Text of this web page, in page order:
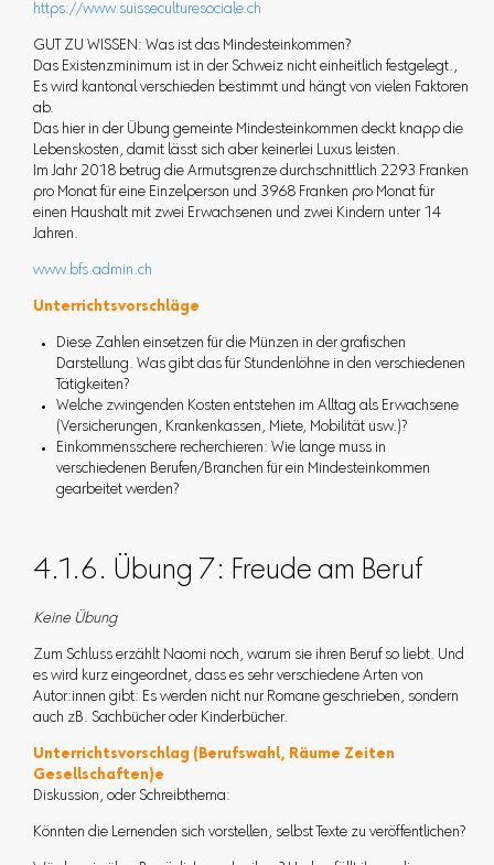
https://www.suisseculturesociale.ch
GUT ZU WISSEN: Was ist das Mindesteinkommen?
Das Existenzminimum ist in der Schweiz nicht einheitlich festgelegt.,
Es wird kantonal verschieden bestimmt und hängt von vielen Faktoren
ab.
Das hier in der Übung gemeinte Mindesteinkommen deckt knapp die
Lebenskosten, damit lässt sich aber keinerlei Luxus leisten.
Im Jahr 2018 betrug die Armutsgrenze durchschnittlich 2293 Franken
pro Monat für eine Einzelperson und 3968 Franken pro Monat für
einen Haushalt mit zwei Erwachsenen und zwei Kindern unter 14
Jahren.
www.bfs.admin.ch
Unterrichtsvorschläge
Diese Zahlen einsetzen für die Münzen in der grafischen
Darstellung. Was gibt das für Stundenlöhne in den verschiedenen
Tätigkeiten?
Welche zwingenden Kosten entstehen im Alltag als Erwachsene
(Versicherungen, Krankenkassen, Miete, Mobilität usw.)?
Einkommensschere recherchieren: Wie lange muss in
verschiedenen Berufen/Branchen für ein Mindesteinkommen
gearbeitet werden?
4.1.6. Übung 7: Freude am Beruf
Keine Übung
Zum Schluss erzählt Naomi noch, warum sie ihren Beruf so liebt. Und
es wird kurz eingeordnet, dass es sehr verschiedene Arten von
Autor:innen gibt: Es werden nicht nur Romane geschrieben, sondern
auch zB. Sachbücher oder Kinderbücher.
Unterrichtsvorschlag (Berufswahl, Räume Zeiten
Gesellschaften)e
Diskussion, oder Schreibthema:
Könnten die Lernenden sich vorstellen, selbst Texte zu veröffentlichen?